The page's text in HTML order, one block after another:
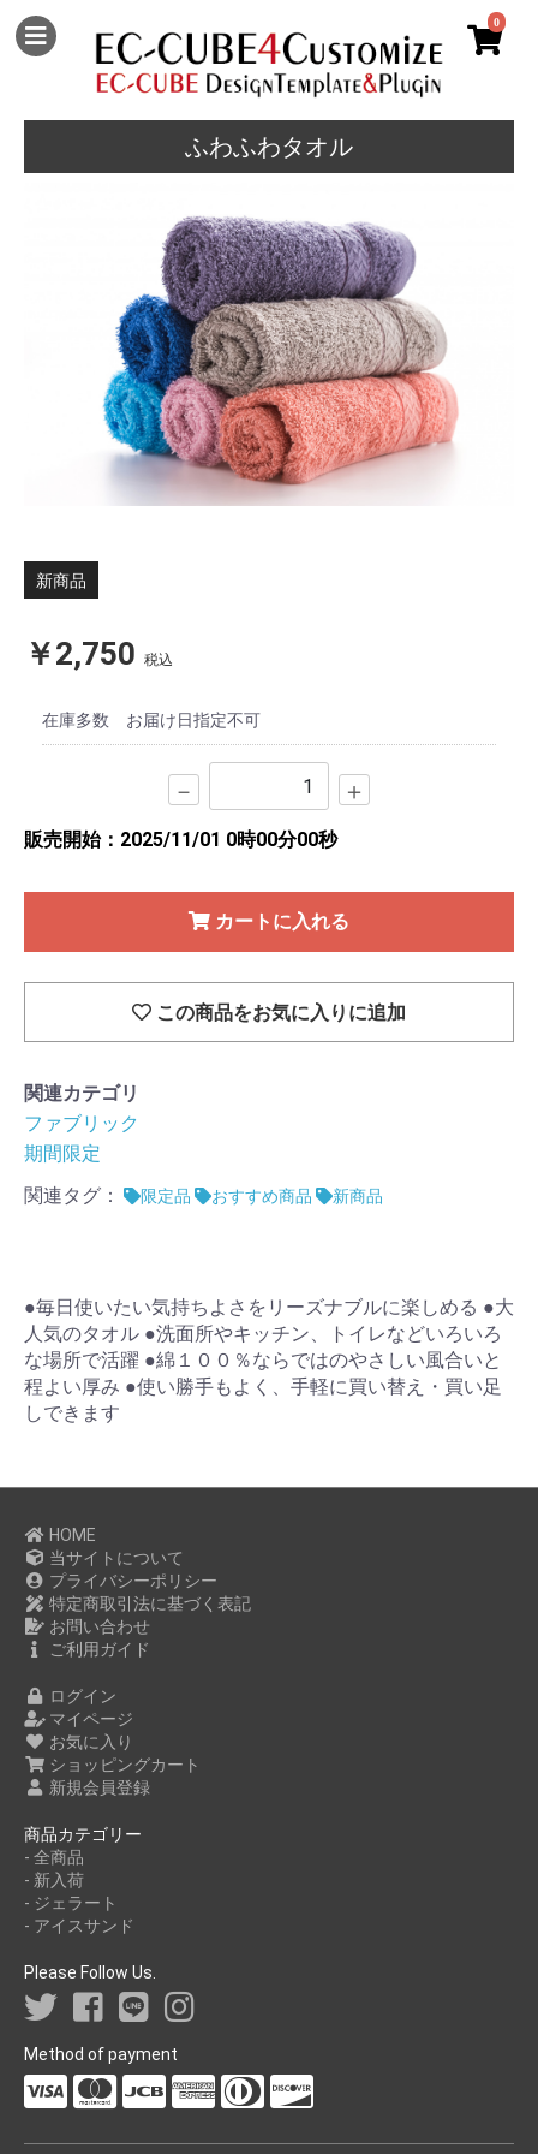
0
ふわふわタオル
新商品
￥2,750 税込
在庫多数 お届け日指定不可
－ ＋
販売開始：2025/11/01 0時00分00秒
カートに入れる
この商品をお気に入りに追加
関連カテゴリ
ファブリック
期間限定
関連タグ：
限定品 おすすめ商品 新商品
●毎日使いたい気持ちよさをリーズナブルに楽しめる ●大
人気のタオル ●洗面所やキッチン、トイレなどいろいろ
な場所で活躍 ●綿１００％ならではのやさしい風合いと
程よい厚み ●使い勝手もよく、手軽に買い替え・買い足
しできます
HOME
当サイトについて
プライバシーポリシー
特定商取引法に基づく表記
お問い合わせ
ご利用ガイド
ログイン
マイページ
お気に入り
ショッピングカート
新規会員登録
商品カテゴリー
- 全商品
- 新入荷
- ジェラート
- アイスサンド
Please Follow Us.
Method of payment